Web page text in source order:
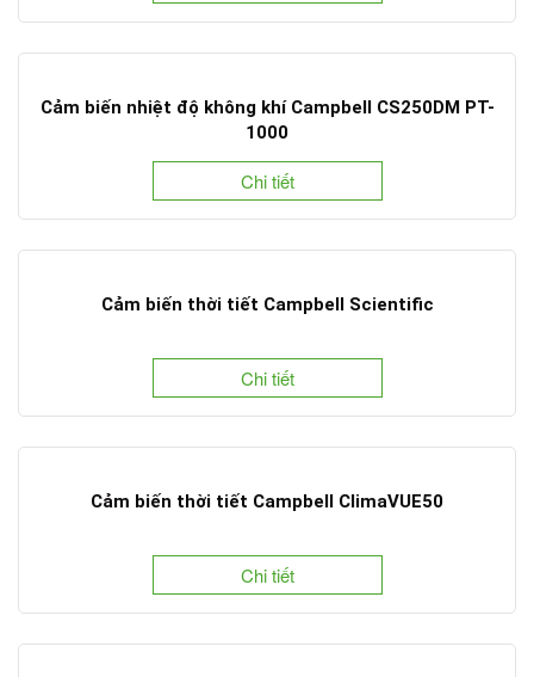
Cảm biến nhiệt độ không khí Campbell CS250DM PT-
1000
Chi tiết
Cảm biến thời tiết Campbell Scientific
Chi tiết
Cảm biến thời tiết Campbell ClimaVUE50
Chi tiết